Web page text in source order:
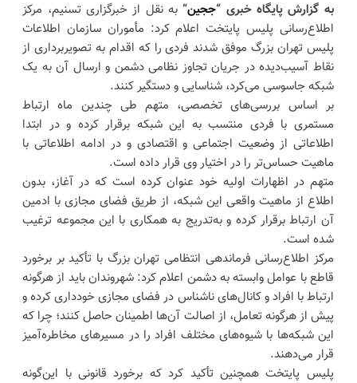
به گزارش پایگاه خبری “ججین” به نقل از خبرگزاری تسنیم، مرکز
اطلاع‌رسانی پلیس پایتخت اعلام کرد: مأموران سازمان اطلاعات
پلیس تهران بزرگ موفق شدند فردی را که اقدام به تصویربرداری از
نقاط آسیب‌دیده در جریان تجاوز نظامی دشمن و ارسال آن به یک
شبکه جاسوسی می‌کرد، شناسایی و دستگیر کنند.
بر اساس بررسی‌های تخصصی، متهم طی چندین ماه ارتباط
مستمری با فردی منتسب به این شبکه برقرار کرده و در ابتدا
اطلاعاتی از وضعیت اجتماعی و اقتصادی و در ادامه اطلاعاتی با
ماهیت حساس‌تر را در اختیار وی قرار داده است.
متهم در اظهارات اولیه خود عنوان کرده است که در آغاز، بدون
اطلاع از ماهیت واقعی این شبکه، از طریق فضای مجازی با ادمین
آن ارتباط برقرار کرده و به‌تدریج به همکاری با این مجموعه ترغیب
شده است.
مرکز اطلاع‌رسانی فرماندهی انتظامی تهران بزرگ با تأکید بر برخورد
قاطع با عوامل وابسته به دشمن اعلام کرد: شهروندان باید از هرگونه
ارتباط با افراد و کانال‌های ناشناس در فضای مجازی خودداری کرده و
پیش از هرگونه تعامل، از اصالت آن‌ها اطمینان حاصل کنند؛ چرا که
این شبکه‌ها با شیوه‌های مختلف افراد را در مسیرهای مخاطره‌آمیز
قرار می‌دهند.
پلیس پایتخت همچنین تأکید کرد که برخورد قانونی با این‌گونه